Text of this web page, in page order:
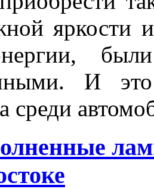
яркости
И
среди